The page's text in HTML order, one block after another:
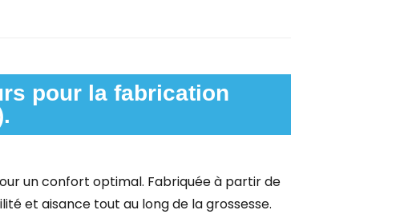
pour la fabrication
un confort optimal. Fabriquée à partir de
et aisance tout au long de la grossesse.